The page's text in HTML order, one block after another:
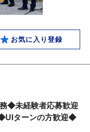
お気に入り登録
◆未経験者応募歓迎
ターンの方歓迎◆